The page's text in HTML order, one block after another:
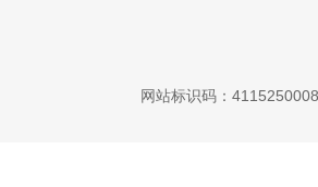
网站标识码：4115250008